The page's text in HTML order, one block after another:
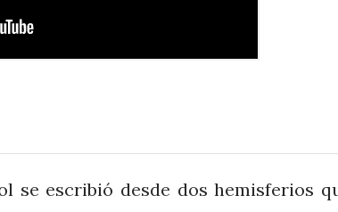
se escribió desde dos hemisferios